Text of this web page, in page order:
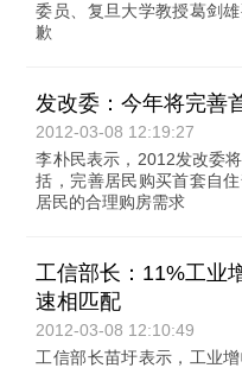
委员、复旦大学教授葛剑
歉
发改委：今年将完善
2012-03-08 12:19:27
李朴民表示，2012发改委
括，完善居民购买首套自
居民的合理购房需求
工信部长：11%工业
速相匹配
2012-03-08 12:10:49
工信部长苗圩表示，工业